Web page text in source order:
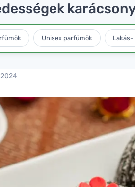
Unisex parfümök Lakás-